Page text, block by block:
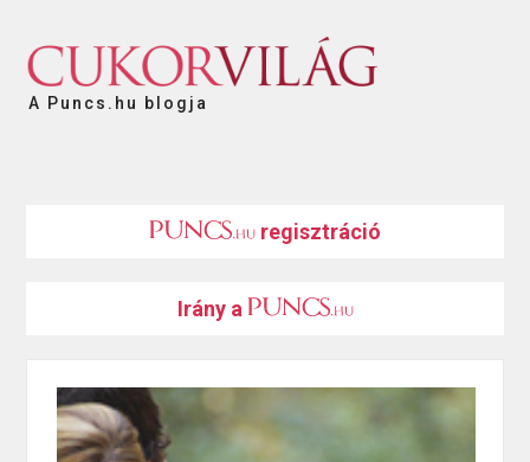
A Puncs.hu blogja
regisztráció
Irány a